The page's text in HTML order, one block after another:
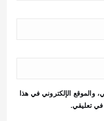
والموقع الإلكتروني في هذا
في تعليقي.